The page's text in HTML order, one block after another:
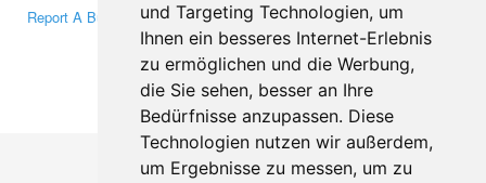
und Targeting Technologien, um
Ihnen ein besseres Internet-Erlebnis
zu ermöglichen und die Werbung,
die Sie sehen, besser an Ihre
Bedürfnisse anzupassen. Diese
Technologien nutzen wir außerdem,
um Ergebnisse zu messen, um zu
Report A Bug
YouTube
Google+
Makis© Copyright 2026